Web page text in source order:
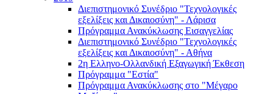
Διεπιστημονικό Συνέδριο "Τεχνολογικές
εξελίξεις και Δικαιοσύνη" - Λάρισα
Πρόγραμμα Ανακύκλωσης Εισαγγελίας
Διεπιστημονικό Συνέδριο "Τεχνολογικές
εξελίξεις και Δικαιοσύνη" - Αθήνα
2η Ελληνο-Ολλανδική Εξαγωγική Έκθεση
Πρόγραμμα "Εστία"
Πρόγραμμα Ανακύκλωσης στο "Μέγαρο